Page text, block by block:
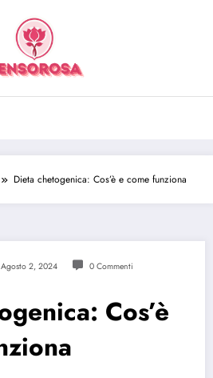
Dieta chetogenica: Cos’è e come funziona
Agosto 2, 2024 0 Commenti
Cos’è